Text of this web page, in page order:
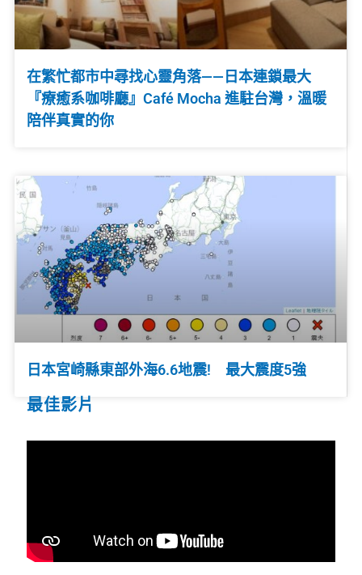
在繁忙都市中尋找心靈角落——日本連鎖最大
『療癒系咖啡廳』Café Mocha 進駐台灣，溫暖
陪伴真實的你
日本宮崎縣東部外海6.6地震! 最大震度5強
最佳影片